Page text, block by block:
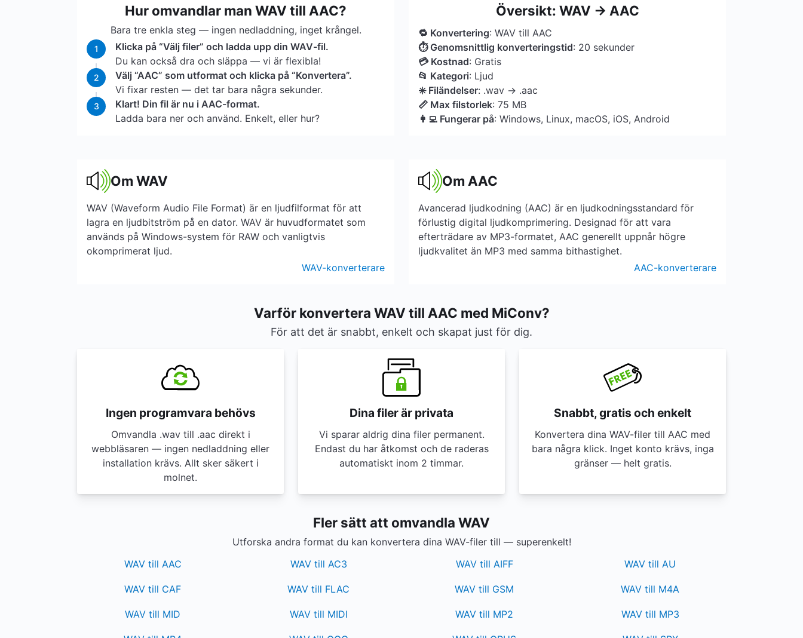
Hur omvandlar man WAV till AAC?
Bara tre enkla steg — ingen nedladdning, inget krångel.
1
Klicka på “Välj filer” och ladda upp din WAV-fil.
Du kan också dra och släppa — vi är flexibla!
2
Välj “AAC” som utformat och klicka på “Konvertera”.
Vi fixar resten — det tar bara några sekunder.
3
Klart! Din fil är nu i AAC-format.
Ladda bara ner och använd. Enkelt, eller hur?
Översikt: WAV → AAC
🔁 Konvertering: WAV till AAC
⏱ Genomsnittlig konverteringstid: 20 sekunder
💳 Kostnad: Gratis
📂 Kategori: Ljud
✳️ Filändelser: .wav → .aac
📏 Max filstorlek: 75 MB
👩‍💻 Fungerar på: Windows, Linux, macOS, iOS, Android
Om WAV
WAV (Waveform Audio File Format) är en ljudfilformat för att
lagra en ljudbitström på en dator. WAV är huvudformatet som
används på Windows-system för RAW och vanligtvis
okomprimerat ljud.
WAV-konverterare
Om AAC
Avancerad ljudkodning (AAC) är en ljudkodningsstandard för
förlustig digital ljudkomprimering. Designad för att vara
efterträdare av MP3-formatet, AAC generellt uppnår högre
ljudkvalitet än MP3 med samma bithastighet.
AAC-konverterare
Varför konvertera WAV till AAC med MiConv?
För att det är snabbt, enkelt och skapat just för dig.
Ingen programvara behövs
Omvandla .wav till .aac direkt i
webbläsaren — ingen nedladdning eller
installation krävs. Allt sker säkert i
molnet.
Dina filer är privata
Vi sparar aldrig dina filer permanent.
Endast du har åtkomst och de raderas
automatiskt inom 2 timmar.
Snabbt, gratis och enkelt
Konvertera dina WAV-filer till AAC med
bara några klick. Inget konto krävs, inga
gränser — helt gratis.
Fler sätt att omvandla WAV
Utforska andra format du kan konvertera dina WAV-filer till — superenkelt!
WAV till AAC
WAV till AC3 WAV till AIFF WAV till AU
WAV till CAF WAV till FLAC WAV till GSM WAV till M4A
WAV till MID WAV till MIDI WAV till MP2 WAV till MP3